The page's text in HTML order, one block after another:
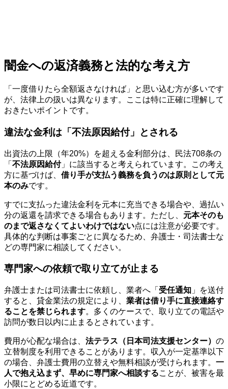
闇金への返済義務と法的な考え方
「一度借りたら全額返さなければ」と思い込む方が多いです
が、法律上の扱いは異なります。ここは特に正確に理解して
おきたいポイントです。
違法な金利は「不法原因給付」とされる
出資法の上限（年20%）を超える金利部分は、民法708条の
「 不法原因給付」に該当すると考えられています。この考え
方に基づけば、 借り手が支払う義務を負うのは原則として元
本のみです。
すでに支払った違法金利を元本に充当できる場合や、過払い
分の返還を請求できる場合もあります。ただし、 元本そのも
のまで返さなくてよいわけではない点には注意が必要です。
具体的な判断は事案ごとに異なるため、弁護士・司法書士な
どの専門家に相談してください。
専門家への依頼で取り立てが止まる
弁護士または司法書士に依頼し、業者へ「 受任通知 」を送付
すると、貸金業法の規定により、 業者は借り手に直接連絡す
ることを禁じられます。多くのケースで、取り立ての電話や
訪問が数日以内に止まるとされています。
費用が心配な場合は、 法テラス（日本司法支援センター） の
立替制度を利用できることがあります。収入が一定基準以下
の場合、弁護士費用の立替えや無料相談が受けられます。 一
人で抱え込まず、早めに専門家へ相談することが、被害を最
小限にとどめる近道です。